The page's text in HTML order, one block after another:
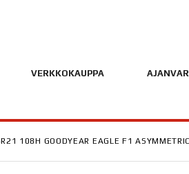
VERKKOKAUPPA
108H GOODYEAR EAGLE F1